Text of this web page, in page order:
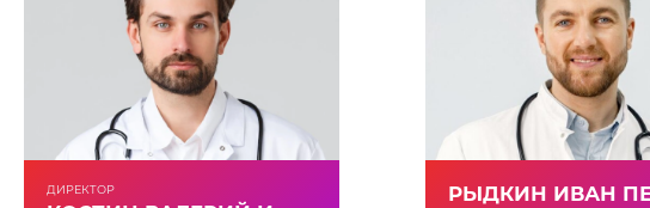
ДИРЕКТОР РЫДКИН ИВАН